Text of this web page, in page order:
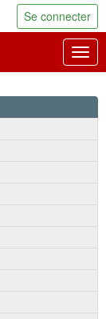
Se connecter